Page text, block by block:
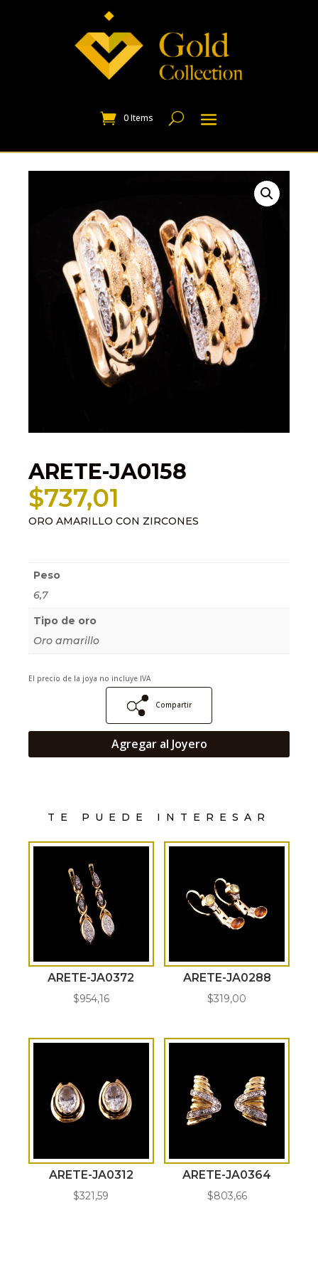
0 Items
ARETE-JA0158
$737,01
ORO AMARILLO CON ZIRCONES
Peso
6,7
Tipo de oro
Oro amarillo
El precio de la joya no incluye IVA
Compartir
Agregar al Joyero
TE PUEDE INTERESAR
ARETE-JA0372
$954,16
ARETE-JA0288
$319,00
ARETE-JA0312
$321,59
ARETE-JA0364
$803,66